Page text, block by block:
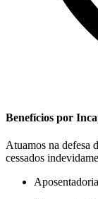
Benefícios por
Atuamos na defesa
cessados